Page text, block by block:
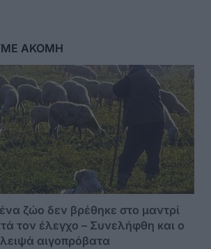
ΑΚΟΜΗ
ζώο δεν βρέθηκε στο μαντρί
τον έλεγχο – Συνελήφθη και ο
αιγοπρόβατα